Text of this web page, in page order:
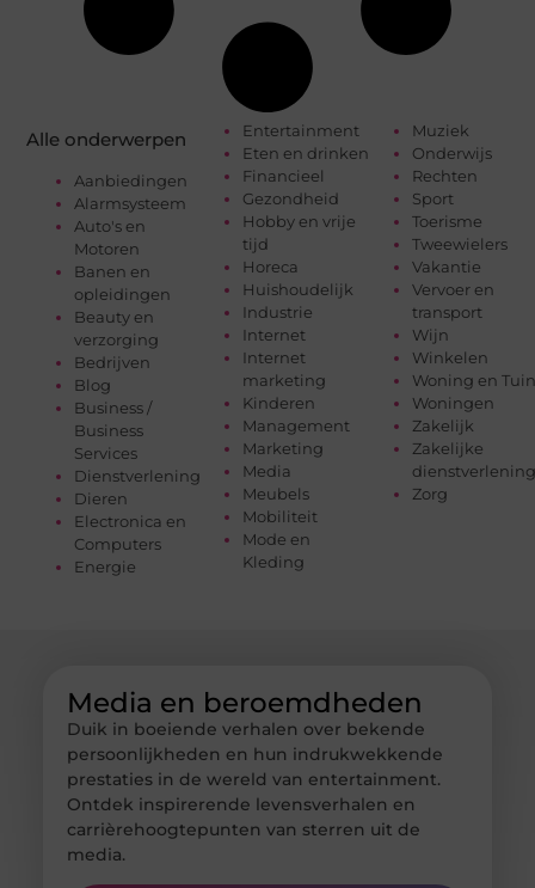
Alle onderwerpen
Aanbiedingen
Alarmsysteem
Auto's en
Motoren
Banen en
opleidingen
Beauty en
verzorging
Bedrijven
Blog
Business /
Business
Services
Dienstverlening
Dieren
Electronica en
Computers
Energie
Entertainment
Eten en drinken
Financieel
Gezondheid
Hobby en vrije
tijd
Horeca
Huishoudelijk
Industrie
Internet
Internet
marketing
Kinderen
Management
Marketing
Media
Meubels
Mobiliteit
Mode en
Kleding
Muziek
Onderwijs
Rechten
Sport
Toerisme
Tweewielers
Vakantie
Vervoer en
transport
Wijn
Winkelen
Woning en Tuin
Woningen
Zakelijk
Zakelijke
dienstverlening
Zorg
Media en beroemdheden
Duik in boeiende verhalen over bekende
persoonlijkheden en hun indrukwekkende
prestaties in de wereld van entertainment.
Ontdek inspirerende levensverhalen en
carrièrehoogtepunten van sterren uit de
media.